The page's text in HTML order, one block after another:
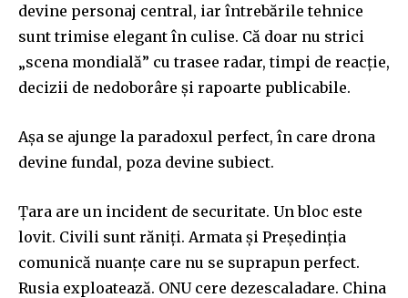
devine personaj central, iar întrebările tehnice
sunt trimise elegant în culise. Că doar nu strici
„scena mondială” cu trasee radar, timpi de reacție,
decizii de nedoborâre și rapoarte publicabile.
Așa se ajunge la paradoxul perfect, în care drona
devine fundal, poza devine subiect.
Țara are un incident de securitate. Un bloc este
lovit. Civili sunt răniți. Armata și Președinția
comunică nuanțe care nu se suprapun perfect.
Rusia exploatează. ONU cere dezescaladare. China